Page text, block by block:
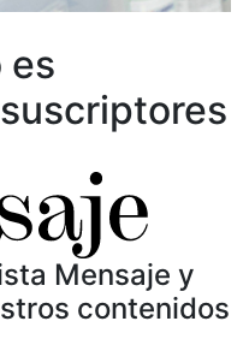
es
Mensaje y
contenidos